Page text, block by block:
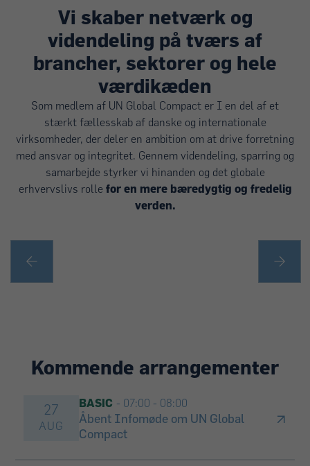
businesses with foundational circular economy
knowledge, concrete tools, and the confidence to
move circularity from ambition to action.
Læs mere
Join the Circular Economy Starter Pack
– a
practical learning journey designed to equip
businesses with foundational circular economy
knowledge, concrete tools, and the confidence to
move circularity from ambition to action.
Vi skaber netværk og
videndeling på tværs af
brancher, sektorer og hele
værdikæden
Som medlem af UN Global Compact er I en del af et
stærkt fællesskab af danske og internationale
virksomheder, der deler en ambition om at drive forretning
med ansvar og integritet. Gennem videndeling, sparring og
samarbejde styrker vi hinanden og det globale
erhvervslivs rolle for en mere bæredygtig og fredelig
verden.
Kommende arrangementer
27
AUG
BASIC - 07:00 - 08:00
Åbent Infomøde om UN Global
Compact